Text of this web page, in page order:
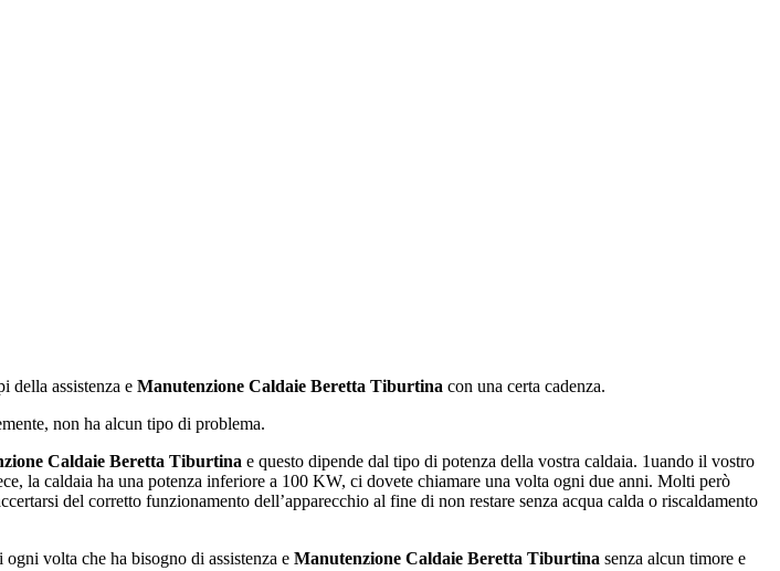
della assistenza e Manutenzione Caldaie Beretta Tiburtina con una certa cadenza.
non ha alcun tipo di problema.
Caldaie Beretta Tiburtina e questo dipende dal tipo di potenza della vostra caldaia. 1uando il vostro
la caldaia ha una potenza inferiore a 100 KW, ci dovete chiamare una volta ogni due anni. Molti però
del corretto funzionamento dell’apparecchio al fine di non restare senza acqua calda o riscaldamento
volta che ha bisogno di assistenza e Manutenzione Caldaie Beretta Tiburtina senza alcun timore e